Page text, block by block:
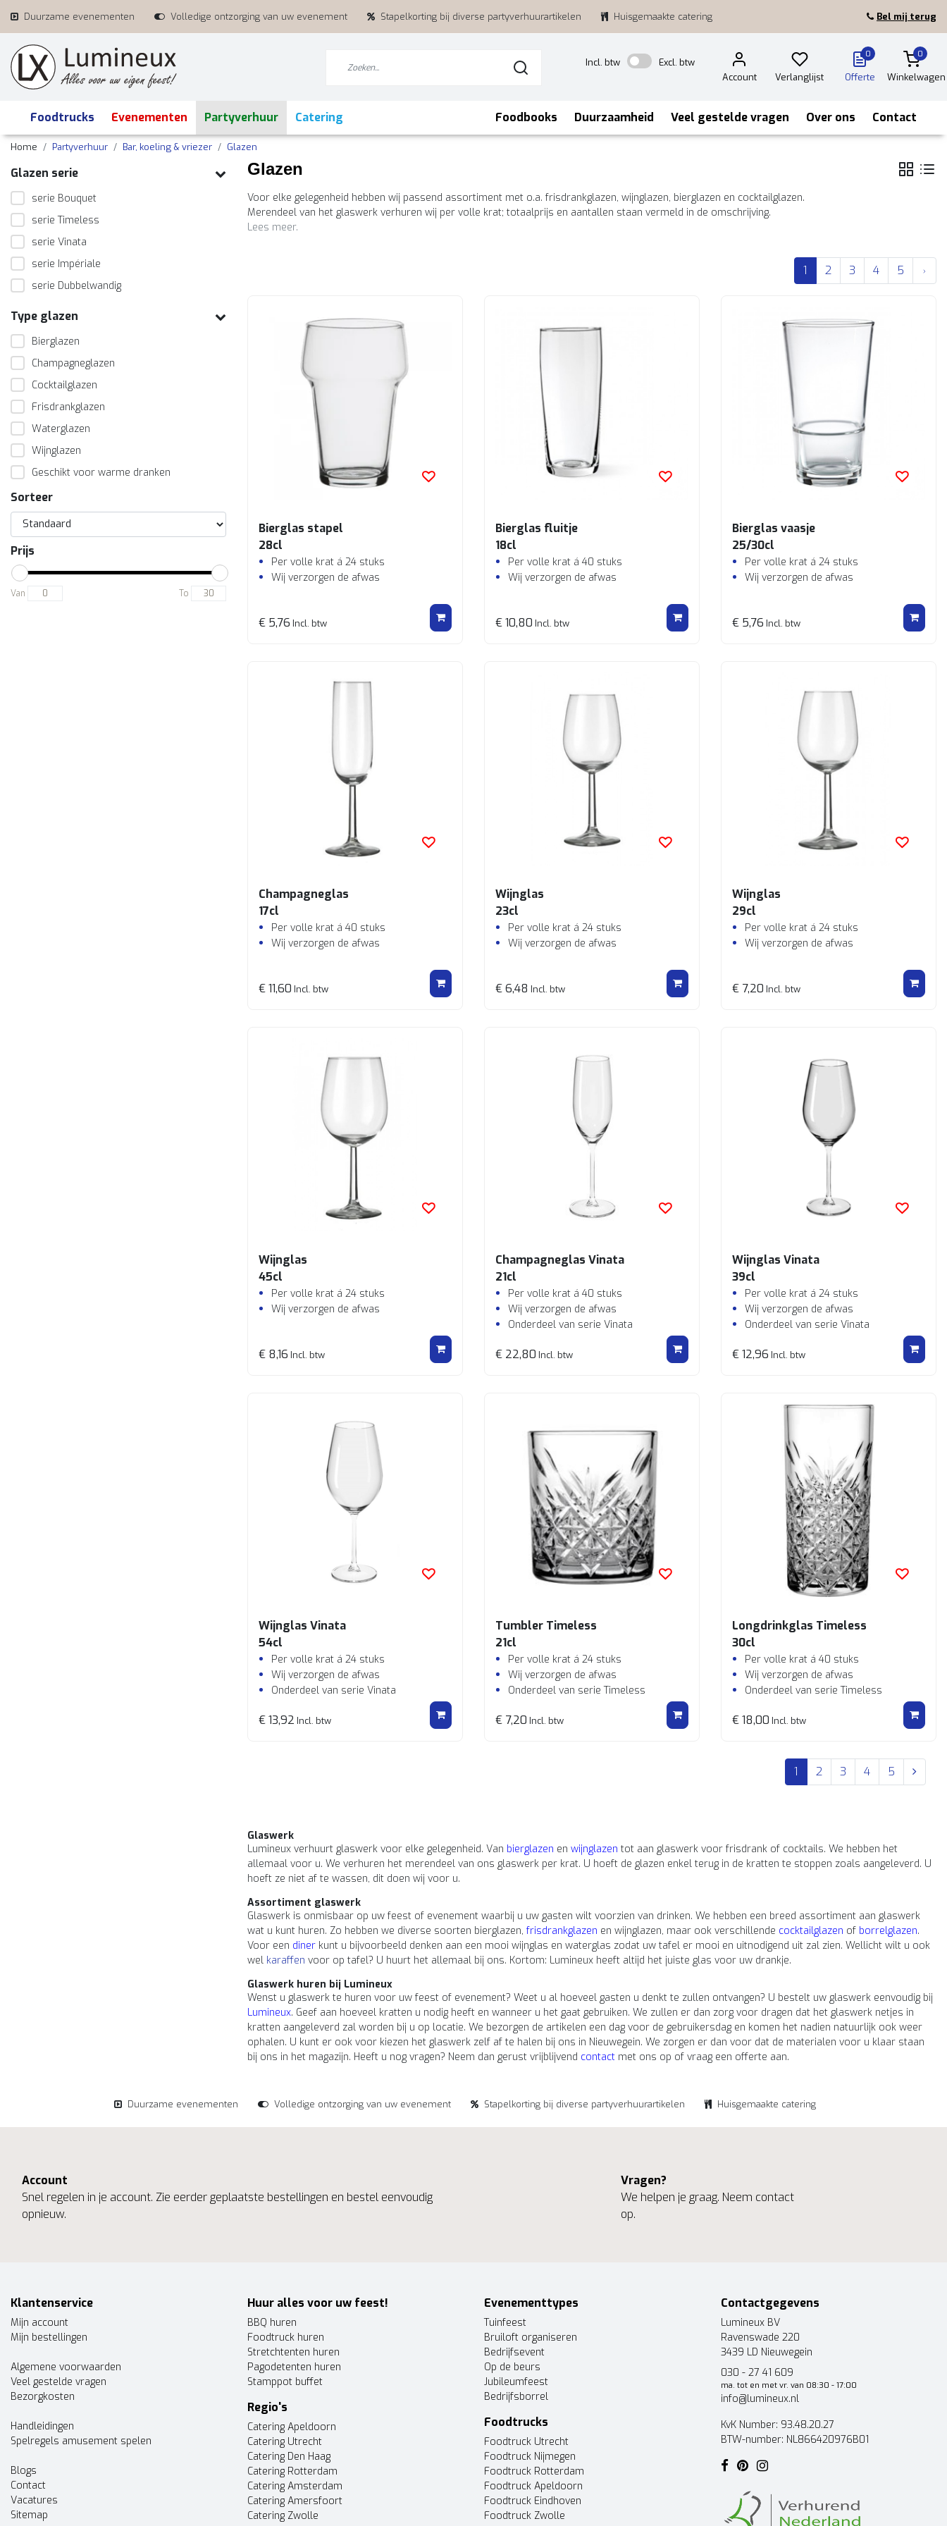
Duurzame evenementen Volledige ontzorging van uw evenement Stapelkorting bij diverse partyverhuurartikelen Huisgemaakte catering Bel mij terug
Incl. btw
Excl. btw
Account
Verlanglijst
0
Offerte
0
Winkelwagen
Foodtrucks Evenementen Partyverhuur Catering Foodbooks Duurzaamheid Veel gestelde vragen Over ons Contact
Home Partyverhuur Bar, koeling & vriezer Glazen
Glazen serie
serie Bouquet
serie Timeless
serie Vinata
serie Impériale
serie Dubbelwandig
Type glazen
Bierglazen
Champagneglazen
Cocktailglazen
Frisdrankglazen
Waterglazen
Wijnglazen
Geschikt voor warme dranken
Sorteer
Prijs
Van To
Glazen
Voor elke gelegenheid hebben wij passend assortiment met o.a. frisdrankglazen, wijnglazen, bierglazen en cocktailglazen.
Merendeel van het glaswerk verhuren wij per volle krat; totaalprijs en aantallen staan vermeld in de omschrijving.
Lees meer.
1 2 3 4 5
Bierglas stapel
28cl
Per volle krat á 24 stuks
Wij verzorgen de afwas
€ 5,76 Incl. btw
Bierglas fluitje
18cl
Per volle krat á 40 stuks
Wij verzorgen de afwas
€ 10,80 Incl. btw
Bierglas vaasje
25/30cl
Per volle krat á 24 stuks
Wij verzorgen de afwas
€ 5,76 Incl. btw
Champagneglas
17cl
Per volle krat á 40 stuks
Wij verzorgen de afwas
€ 11,60 Incl. btw
Wijnglas
23cl
Per volle krat á 24 stuks
Wij verzorgen de afwas
€ 6,48 Incl. btw
Wijnglas
29cl
Per volle krat á 24 stuks
Wij verzorgen de afwas
€ 7,20 Incl. btw
Wijnglas
45cl
Per volle krat á 24 stuks
Wij verzorgen de afwas
€ 8,16 Incl. btw
Champagneglas Vinata
21cl
Per volle krat á 40 stuks
Wij verzorgen de afwas
Onderdeel van serie Vinata
€ 22,80 Incl. btw
Wijnglas Vinata
39cl
Per volle krat á 24 stuks
Wij verzorgen de afwas
Onderdeel van serie Vinata
€ 12,96 Incl. btw
Wijnglas Vinata
54cl
Per volle krat á 24 stuks
Wij verzorgen de afwas
Onderdeel van serie Vinata
€ 13,92 Incl. btw
Tumbler Timeless
21cl
Per volle krat á 24 stuks
Wij verzorgen de afwas
Onderdeel van serie Timeless
€ 7,20 Incl. btw
Longdrinkglas Timeless
30cl
Per volle krat á 40 stuks
Wij verzorgen de afwas
Onderdeel van serie Timeless
€ 18,00 Incl. btw
1 2 3 4 5
Glaswerk
Lumineux verhuurt glaswerk voor elke gelegenheid. Van bierglazen en wijnglazen tot aan glaswerk voor frisdrank of cocktails. We hebben het
allemaal voor u. We verhuren het merendeel van ons glaswerk per krat. U hoeft de glazen enkel terug in de kratten te stoppen zoals aangeleverd. U
hoeft ze niet af te wassen, dit doen wij voor u.
Assortiment glaswerk
Glaswerk is onmisbaar op uw feest of evenement waarbij u uw gasten wilt voorzien van drinken. We hebben een breed assortiment aan glaswerk
wat u kunt huren. Zo hebben we diverse soorten bierglazen, frisdrankglazen en wijnglazen, maar ook verschillende cocktailglazen of borrelglazen.
Voor een diner kunt u bijvoorbeeld denken aan een mooi wijnglas en waterglas zodat uw tafel er mooi en uitnodigend uit zal zien. Wellicht wilt u ook
wel karaffen voor op tafel? U huurt het allemaal bij ons. Kortom: Lumineux heeft altijd het juiste glas voor uw drankje.
Glaswerk huren bij Lumineux
Wenst u glaswerk te huren voor uw feest of evenement? Weet u al hoeveel gasten u denkt te zullen ontvangen? U bestelt uw glaswerk eenvoudig bij
Lumineux. Geef aan hoeveel kratten u nodig heeft en wanneer u het gaat gebruiken. We zullen er dan zorg voor dragen dat het glaswerk netjes in
kratten aangeleverd zal worden bij u op locatie. We bezorgen de artikelen een dag voor de gebruikersdag en komen het nadien natuurlijk ook weer
ophalen. U kunt er ook voor kiezen het glaswerk zelf af te halen bij ons in Nieuwegein. We zorgen er dan voor dat de materialen voor u klaar staan
bij ons in het magazijn. Heeft u nog vragen? Neem dan gerust vrijblijvend contact met ons op of vraag een offerte aan.
Duurzame evenementen Volledige ontzorging van uw evenement Stapelkorting bij diverse partyverhuurartikelen Huisgemaakte catering
Account
Snel regelen in je account. Zie eerder geplaatste bestellingen en bestel eenvoudig
opnieuw.
Vragen?
We helpen je graag. Neem contact
op.
Klantenservice
Mijn account
Mijn bestellingen
Algemene voorwaarden
Veel gestelde vragen
Bezorgkosten
Handleidingen
Spelregels amusement spelen
Blogs
Contact
Vacatures
Sitemap
Huur alles voor uw feest!
BBQ huren
Foodtruck huren
Stretchtenten huren
Pagodetenten huren
Stamppot buffet
Regio's
Catering Apeldoorn
Catering Utrecht
Catering Den Haag
Catering Rotterdam
Catering Amsterdam
Catering Amersfoort
Catering Zwolle
Evenementtypes
Tuinfeest
Bruiloft organiseren
Bedrijfsevent
Op de beurs
Jubileumfeest
Bedrijfsborrel
Foodtrucks
Foodtruck Utrecht
Foodtruck Nijmegen
Foodtruck Rotterdam
Foodtruck Apeldoorn
Foodtruck Eindhoven
Foodtruck Zwolle
Contactgegevens
Lumineux BV
Ravenswade 220
3439 LD Nieuwegein
030 - 27 41 609
ma. tot en met vr. van 08:30 - 17:00
info@lumineux.nl
KvK Number: 93.48.20.27
BTW-number: NL866420976B01